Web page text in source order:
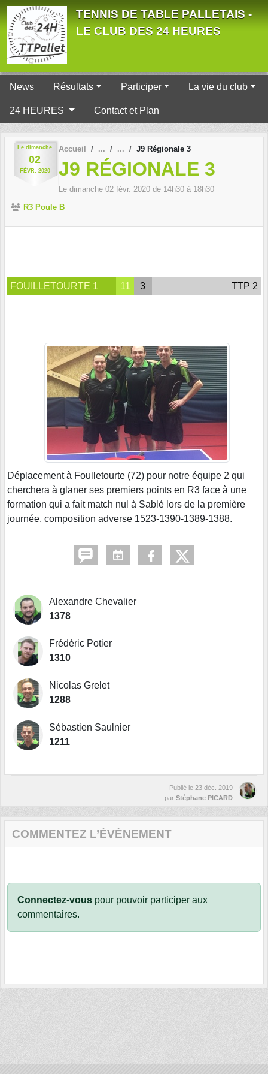
TENNIS DE TABLE PALLETAIS -
LE CLUB DES 24 HEURES
News Résultats Participer La vie du club
24 HEURES Contact et Plan
Le dimanche
02
FÉVR. 2020
Accueil J9 Régionale 3
J9 RÉGIONALE 3
Le dimanche 02 févr. 2020 de 14h30 à 18h30
R3 Poule B
FOUILLETOURTE 1 11 3 TTP 2
Déplacement à Foulletourte (72) pour notre équipe 2 qui
cherchera à glaner ses premiers points en R3 face à une
formation qui a fait match nul à Sablé lors de la première
journée, composition adverse 1523-1390-1389-1388.
Alexandre Chevalier
1378
Frédéric Potier
1310
Nicolas Grelet
1288
Sébastien Saulnier
1211
Publié le 23 déc. 2019
par Stéphane PICARD
COMMENTEZ L’ÉVÈNEMENT
Connectez-vous pour pouvoir participer aux
commentaires.
Panneau de gestion des cookies